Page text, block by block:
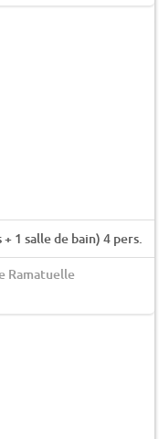
1 salle de bain) 4 pers.
Ramatuelle